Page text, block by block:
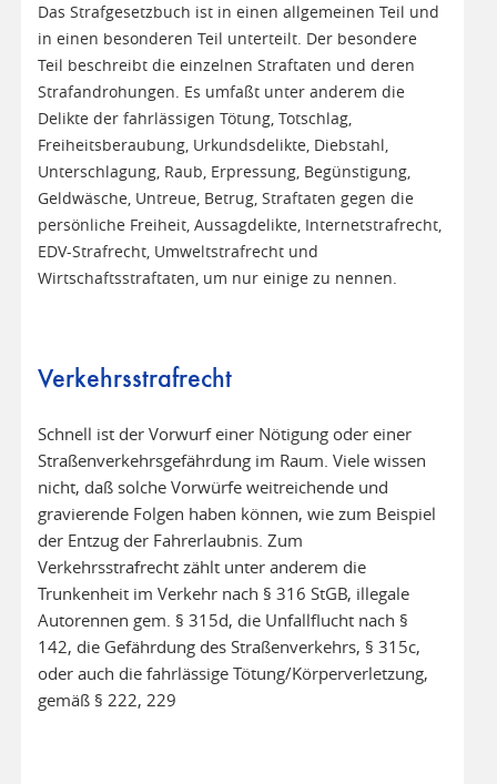
Das Strafgesetzbuch ist in einen allgemeinen Teil und
in einen besonderen Teil unterteilt. Der besondere
Teil beschreibt die einzelnen Straftaten und deren
Strafandrohungen. Es umfaßt unter anderem die
Delikte der fahrlässigen Tötung, Totschlag,
Freiheitsberaubung, Urkundsdelikte, Diebstahl,
Unterschlagung, Raub, Erpressung, Begünstigung,
Geldwäsche, Untreue, Betrug, Straftaten gegen die
persönliche Freiheit, Aussagdelikte, Internetstrafrecht,
EDV-Strafrecht, Umweltstrafrecht und
Wirtschaftsstraftaten, um nur einige zu nennen.
Verkehrsstrafrecht
Schnell ist der Vorwurf einer Nötigung oder einer
Straßenverkehrsgefährdung im Raum. Viele wissen
nicht, daß solche Vorwürfe weitreichende und
gravierende Folgen haben können, wie zum Beispiel
der Entzug der Fahrerlaubnis. Zum
Verkehrsstrafrecht zählt unter anderem die
Trunkenheit im Verkehr nach § 316 StGB, illegale
Autorennen gem. § 315d, die Unfallflucht nach §
142, die Gefährdung des Straßenverkehrs, § 315c,
oder auch die fahrlässige Tötung/Körperverletzung,
gemäß § 222, 229